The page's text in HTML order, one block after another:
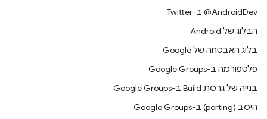
‎@AndroidDev ב-Twitter
הבלוג של Android
בלוג האבטחה של Google
פלטפורמה ב-Google Groups
בנייה של גרסת Build ב-Google Groups
היסב (porting) ב-Google Groups